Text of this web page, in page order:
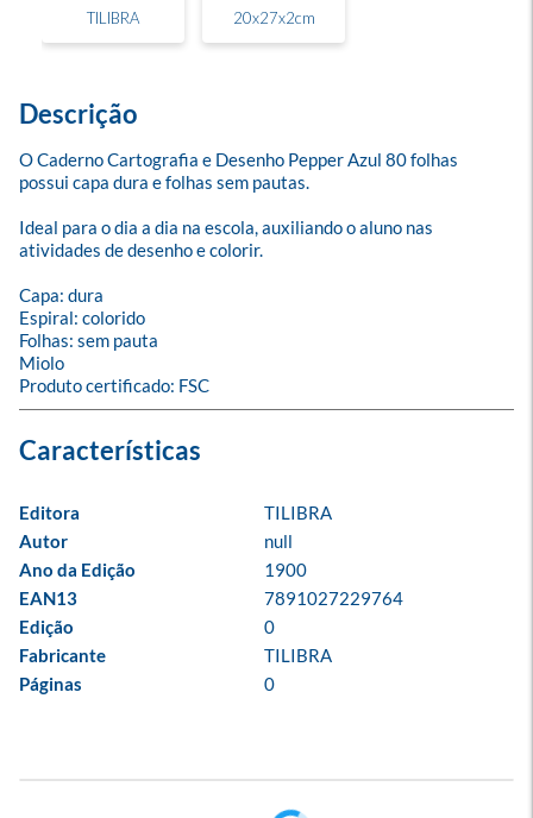
TILIBRA 20x27x2cm
Descrição
O Caderno Cartografia e Desenho Pepper Azul 80 folhas
possui capa dura e folhas sem pautas.
Ideal para o dia a dia na escola, auxiliando o aluno nas
atividades de desenho e colorir.
Capa: dura
Espiral: colorido
Folhas: sem pauta
Miolo
Produto certificado: FSC
Editora
TILIBRA
Autor
null
Ano da Edição
1900
EAN13
7891027229764
Edição
0
Fabricante
TILIBRA
Páginas
0